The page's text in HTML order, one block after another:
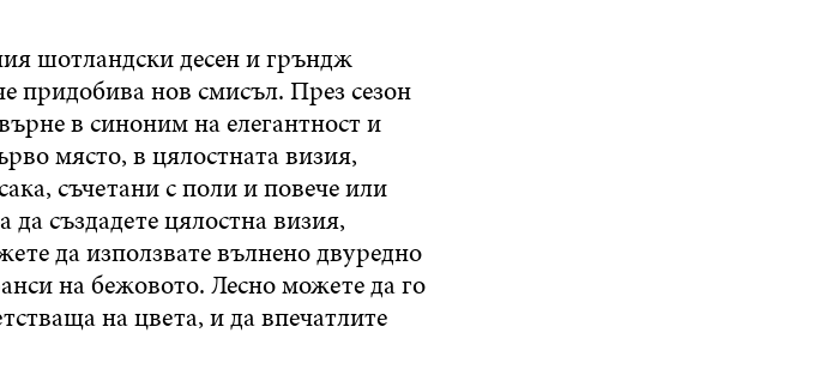
шотландски десен и гръндж
придобива нов смисъл. През сезон
в синоним на елегантност и
място, в цялостната визия,
съчетани с поли и повече или
създадете цялостна визия,
да използвате вълнено двуредно
на бежовото. Лесно можете да го
на цвета, и да впечатлите